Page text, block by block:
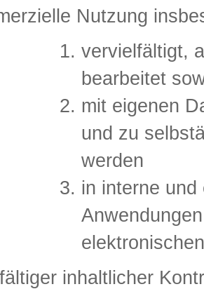
Nutzung
vervielfältigt,
bearbeitet
mit eigenen
und zu
werden
in interne
inhaltlicher